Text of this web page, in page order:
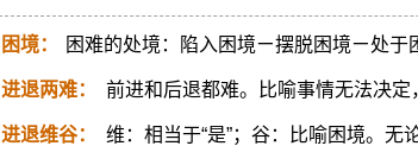
困境： 困难的处境：陷入困境ㄧ摆脱困境ㄧ处于
进退两难： 前进和后退都难。比喻事情无法决定
进退维谷： 维：相当于“是”；谷：比喻困境。无